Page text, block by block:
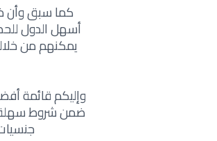
كما سبق وأن
يمكنهم من
وإليكم قائمة
ضمن شروط سهلة
جنسيات رخيصة